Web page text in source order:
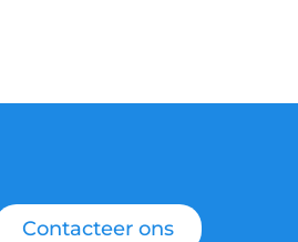
Contacteer ons